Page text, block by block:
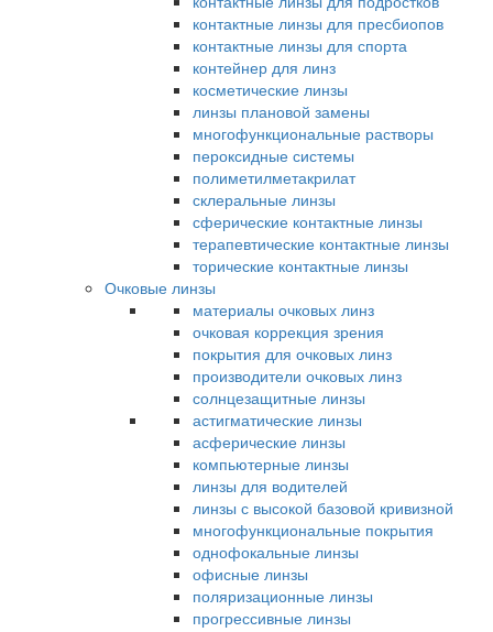
контактные линзы для пресбиопов
контактные линзы для спорта
контейнер для линз
косметические линзы
линзы плановой замены
многофункциональные растворы
пероксидные системы
полиметилметакрилат
склеральные линзы
сферические контактные линзы
терапевтические контактные линзы
торические контактные линзы
Очковые линзы
материалы очковых линз
очковая коррекция зрения
покрытия для очковых линз
производители очковых линз
солнцезащитные линзы
астигматические линзы
асферические линзы
компьютерные линзы
линзы для водителей
линзы с высокой базовой кривизной
многофункциональные покрытия
однофокальные линзы
офисные линзы
поляризационные линзы
прогрессивные линзы